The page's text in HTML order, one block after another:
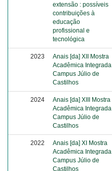
extensão : possíveis
contribuições à
educação
profissional e
tecnológica
2023
Anais [da] XII Mostra
Acadêmica Integrada
Campus Júlio de
Castilhos
2024
Anais [da] XIII Mostra
Acadêmica Integrada
Campus Júlio de
Castilhos
2022
Anais [da] XI Mostra
Acadêmica Integrada
Campus Júlio de
Castilhos